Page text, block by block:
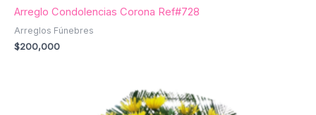
Arreglo Condolencias Corona Ref#728
Arreglos Fúnebres
$200,000